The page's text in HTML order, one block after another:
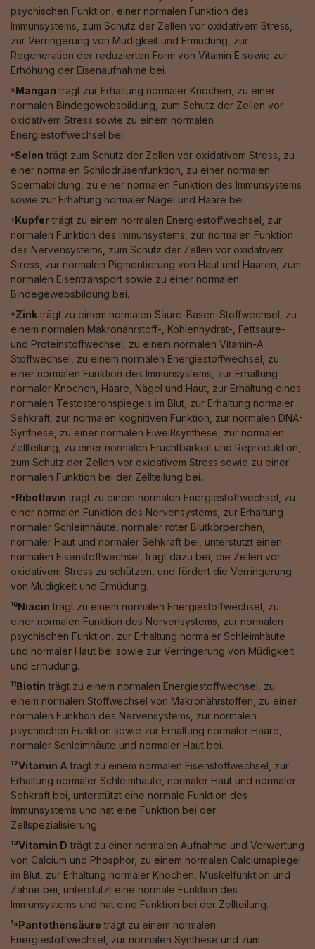
psychischen Funktion, einer normalen Funktion des
Immunsystems, zum Schutz der Zellen vor oxidativem Stress,
zur Verringerung von Müdigkeit und Ermüdung, zur
Regeneration der reduzierten Form von Vitamin E sowie zur
Erhöhung der Eisenaufnahme bei.
⁵Mangan trägt zur Erhaltung normaler Knochen, zu einer
normalen Bindegewebsbildung, zum Schutz der Zellen vor
oxidativem Stress sowie zu einem normalen
Energiestoffwechsel bei.
⁶Selen trägt zum Schutz der Zellen vor oxidativem Stress, zu
einer normalen Schilddrüsenfunktion, zu einer normalen
Spermabildung, zu einer normalen Funktion des Immunsystems
sowie zur Erhaltung normaler Nägel und Haare bei.
⁷Kupferträgt zu einem normalen Energiestoffwechsel, zur
normalen Funktion des Immunsystems, zur normalen Funktion
des Nervensystems, zum Schutz der Zellen vor oxidativem
Stress, zur normalen Pigmentierung von Haut und Haaren, zum
normalen Eisentransport sowie zu einer normalen
Bindegewebsbildung bei.
⁸Zinkträgt zu einem normalen Säure-Basen-Stoffwechsel, zu
einem normalen Makronährstoff-, Kohlenhydrat-, Fettsäure-
und Proteinstoffwechsel, zu einem normalen Vitamin-A-
Stoffwechsel, zu einem normalen Energiestoffwechsel, zu
einer normalen Funktion des Immunsystems, zur Erhaltung
normaler Knochen, Haare, Nägel und Haut, zur Erhaltung eines
normalen Testosteronspiegels im Blut, zur Erhaltung normaler
Sehkraft, zur normalen kognitiven Funktion, zur normalen DNA-
Synthese, zu einer normalen Eiweißsynthese, zur normalen
Zellteilung, zu einer normalen Fruchtbarkeit und Reproduktion,
zum Schutz der Zellen vor oxidativem Stress sowie zu einer
normalen Funktion bei der Zellteilung bei.
⁹Riboflavin trägt zu einem normalen Energiestoffwechsel, zu
einer normalen Funktion des Nervensystems, zur Erhaltung
normaler Schleimhäute, normaler roter Blutkörperchen,
normaler Haut und normaler Sehkraft bei, unterstützt einen
normalen Eisenstoffwechsel, trägt dazu bei, die Zellen vor
oxidativem Stress zu schützen, und fördert die Verringerung
von Müdigkeit und Ermüdung.
¹⁰Niacin trägt zu einem normalen Energiestoffwechsel, zu
einer normalen Funktion des Nervensystems, zur normalen
psychischen Funktion, zur Erhaltung normaler Schleimhäute
und normaler Haut bei sowie zur Verringerung von Müdigkeit
und Ermüdung.
¹¹Biotin trägt zu einem normalen Energiestoffwechsel, zu
einem normalen Stoffwechsel von Makronährstoffen, zu einer
normalen Funktion des Nervensystems, zur normalen
psychischen Funktion sowie zur Erhaltung normaler Haare,
normaler Schleimhäute und normaler Haut bei.
¹²Vitamin A trägt zu einem normalen Eisenstoffwechsel, zur
Erhaltung normaler Schleimhäute, normaler Haut und normaler
Sehkraft bei, unterstützt eine normale Funktion des
Immunsystems und hat eine Funktion bei der
Zellspezialisierung.
¹³Vitamin D trägt zu einer normalen Aufnahme und Verwertung
von Calcium und Phosphor, zu einem normalen Calciumspiegel
im Blut, zur Erhaltung normaler Knochen, Muskelfunktion und
Zähne bei, unterstützt eine normale Funktion des
Immunsystems und hat eine Funktion bei der Zellteilung.
¹⁴Pantothensäure trägt zu einem normalen
Energiestoffwechsel, zur normalen Synthese und zum